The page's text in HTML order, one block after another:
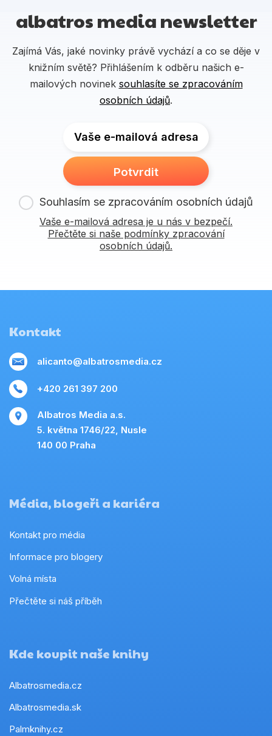
albatros media newsletter
Zajímá Vás, jaké novinky právě vychází a co se děje v
knižním světě? Přihlášením k odběru našich e-
mailových novinek souhlasíte se zpracováním
osobních údajů.
Vaše e-mailová adresa
Potvrdit
Souhlasím se zpracováním osobních údajů
Vaše e-mailová adresa je u nás v bezpečí.
Přečtěte si naše podmínky zpracování
osobních údajů.
Kontakt
alicanto@albatrosmedia.cz
+420 261 397 200
Albatros Media a.s.
5. května 1746/22, Nusle
140 00 Praha
Média, blogeři a kariéra
Kontakt pro média
Informace pro blogery
Volná místa
Přečtěte si náš příběh
Kde koupit naše knihy
Albatrosmedia.cz
Albatrosmedia.sk
Palmknihy.cz